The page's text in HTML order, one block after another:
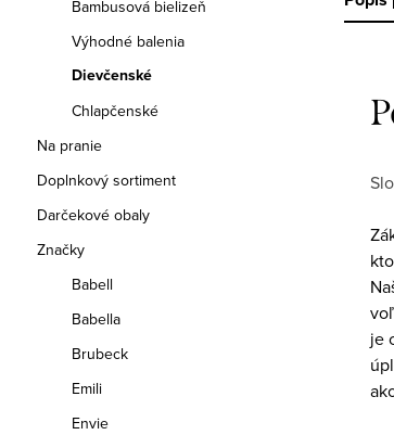
Bambusová bielizeň
Výhodné balenia
Dievčenské
Chlapčenské
Na pranie
Doplnkový sortiment
Darčekové obaly
Značky
Babell
Babella
Brubeck
Emili
Envie
je